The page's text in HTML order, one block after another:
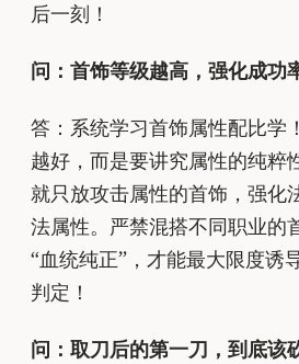
后一刻！
问：首饰等级越高，强化成功
答：系统学习首饰属性配比学
越好，而是要讲究属性的纯粹
就只放攻击属性的首饰，强化
法属性。严禁混搭不同职业的
“血统纯正”，才能最大限度诱
判定！
问：取刀后的第一刀，到底该